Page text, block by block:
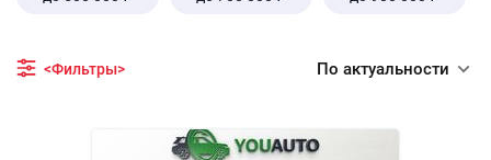
<Фильтры> По актуальности